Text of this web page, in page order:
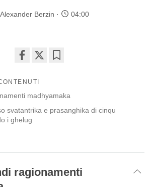
Berzin 04:00
on
facebook
madhyamaka
svatantrika e prasanghika di cinqu
i ghelug
ragionamenti